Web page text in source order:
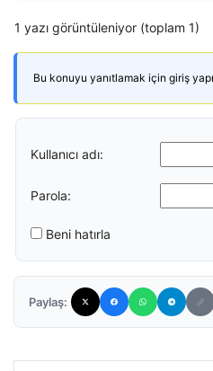
1 yazı görüntüleniyor (toplam 1)
Bu konuyu yanıtlamak için giriş
Kullanıcı adı:
Parola:
Beni hatırla
Paylaş: